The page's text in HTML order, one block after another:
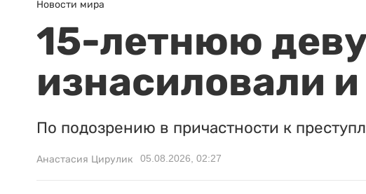
Новости мира
15-летнюю
изнасиловали
По подозрению в причастности к
Анастасия Цирулик 05.08.2026, 02:27